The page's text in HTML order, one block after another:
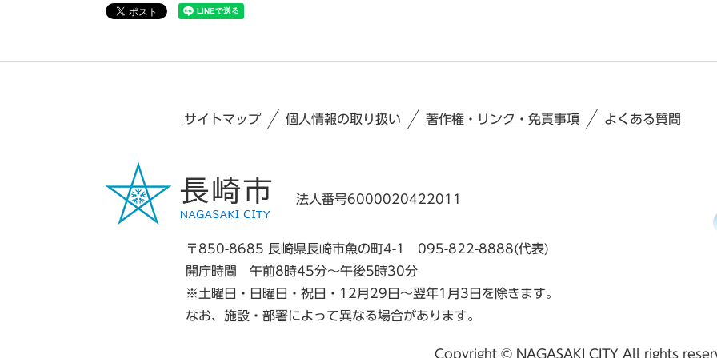
サイトマップ 個人情報の取り扱い 著作権・リンク・免責事項 よくある質問
法人番号6000020422011
〒850-8685 長崎県長崎市魚の町4-1
095-822-8888(代表)
開庁時間 午前8時45分～午後5時30分
※土曜日・日曜日・祝日・12月29日～翌年1月3日を除きます。
なお、施設・部署によって異なる場合があります。
Copyright © NAGASAKI CITY All rights